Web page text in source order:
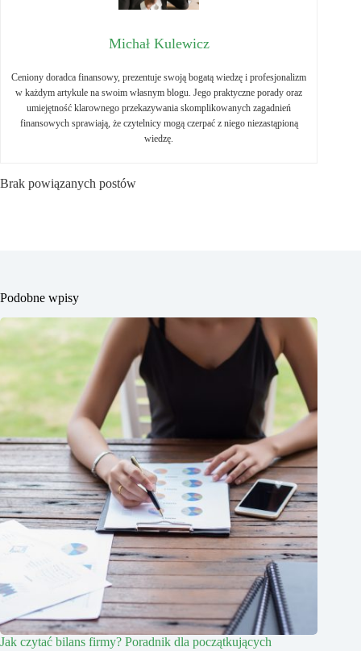
Michał Kulewicz
Ceniony doradca finansowy, prezentuje swoją bogatą wiedzę i profesjonalizm
w każdym artykule na swoim własnym blogu. Jego praktyczne porady oraz
umiejętność klarownego przekazywania skomplikowanych zagadnień
finansowych sprawiają, że czytelnicy mogą czerpać z niego niezastąpioną
wiedzę.
Brak powiązanych postów
Podobne wpisy
Jak czytać bilans firmy? Poradnik dla początkujących